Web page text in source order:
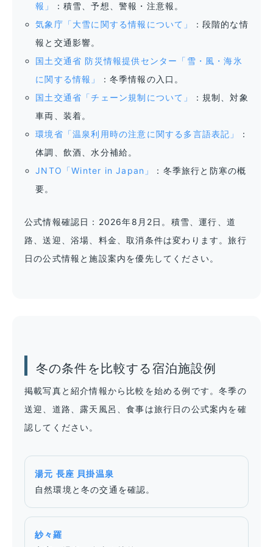
報」
：積雪、予想、警報・注意報。
気象庁「大雪に関する情報について」
：段階的な情
報と交通影響。
国土交通省 防災情報提供センター「雪・風・海氷
に関する情報」
：冬季情報の入口。
国土交通省「チェーン規制について」
：規制、対象
車両、装着。
環境省「温泉利用時の注意に関する多言語表記」
：
体調、飲酒、水分補給。
JNTO「Winter in Japan」
：冬季旅行と防寒の概
要。
公式情報確認日：2026年8月2日。積雪、運行、道
路、送迎、浴場、料金、取消条件は変わります。旅行
日の公式情報と施設案内を優先してください。
冬の条件を比較する宿泊施設例
掲載写真と紹介情報から比較を始める例です。冬季の
送迎、道路、露天風呂、食事は旅行日の公式案内を確
認してください。
湯元 長座 貝掛温泉
自然環境と冬の交通を確認。
紗々羅